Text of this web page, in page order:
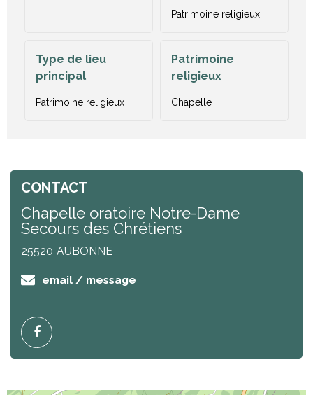
Patrimoine religieux
Type de lieu
principal
Patrimoine religieux
Patrimoine
religieux
Chapelle
CONTACT
Chapelle oratoire Notre-Dame
Secours des Chrétiens
25520 AUBONNE
email / message